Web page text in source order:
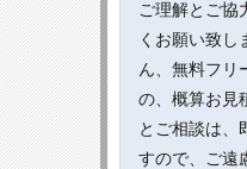
ご理解とご協
くお願い致し
ん、無料フリ
の、概算お見
とご相談は、
すので、ご遠